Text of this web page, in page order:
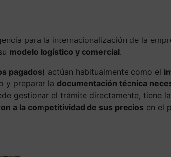
para la internacionalización de la
modelo logístico y comercial.
pagados) actúan habitualmente como el
y preparar la documentación técnica
gestionar el trámite directamente, tiene
a la competitividad de sus precios en el